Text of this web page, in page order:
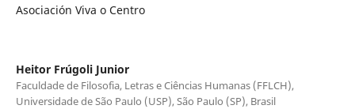
Asociación Viva o Centro
Heitor Frúgoli Junior
Faculdade de Filosofia, Letras e Ciências Humanas (FFLCH),
Universidade de São Paulo (USP), São Paulo (SP), Brasil